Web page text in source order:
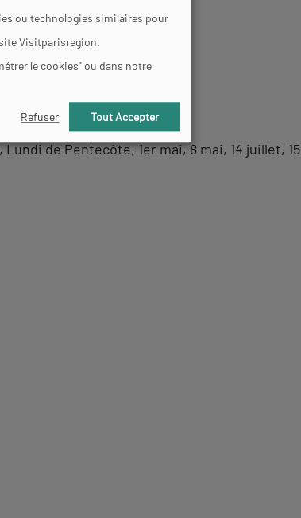
de Pentecôte, 1er mai, 8 mai, 14 juillet, 15
ou technologies similaires pour
Visitparisregion.
le cookies" ou dans notre
Refuser Tout Accepter